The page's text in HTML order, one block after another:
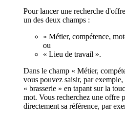
Pour lancer une recherche
un des deux champs :
« Métier, compétence,
ou
« Lieu de travail ».
Dans le champ « Métier,
vous pouvez saisir, par
« brasserie » en tapant sur la
mot. Vous recherchez une offre
directement sa référence, par